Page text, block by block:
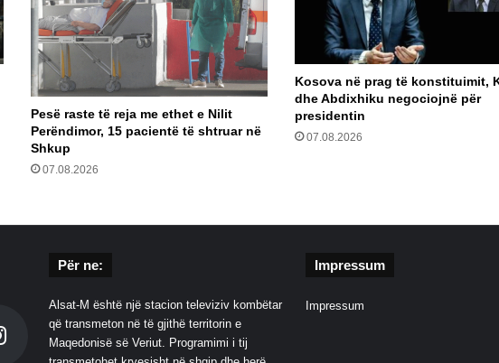
Pesë raste të reja me ethet e Nilit
Perëndimor, 15 pacientë të shtruar në
Shkup
07.08.2026
Kosova në prag të konstituimit,
dhe Abdixhiku negociojnë për
presidentin
07.08.2026
Për ne:
Alsat-M është një stacion televiziv kombëtar
që transmeton në të gjithë territorin e
Maqedonisë së Veriut. Programimi i tij
Impressum
Impressum